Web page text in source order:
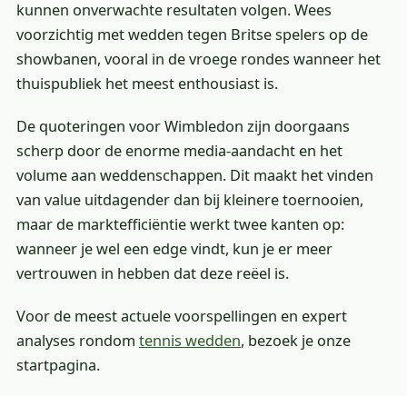
kunnen onverwachte resultaten volgen. Wees
voorzichtig met wedden tegen Britse spelers op de
showbanen, vooral in de vroege rondes wanneer het
thuispubliek het meest enthousiast is.
De quoteringen voor Wimbledon zijn doorgaans
scherp door de enorme media-aandacht en het
volume aan weddenschappen. Dit maakt het vinden
van value uitdagender dan bij kleinere toernooien,
maar de marktefficiëntie werkt twee kanten op:
wanneer je wel een edge vindt, kun je er meer
vertrouwen in hebben dat deze reëel is.
Voor de meest actuele voorspellingen en expert
analyses rondom tennis wedden, bezoek je onze
startpagina.